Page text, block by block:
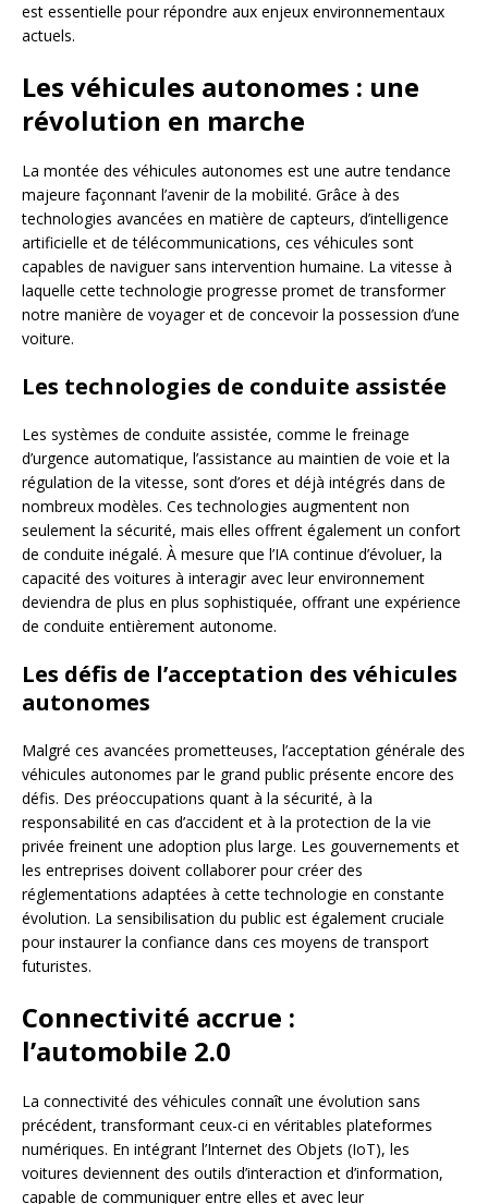
est essentielle pour répondre aux enjeux environnementaux
actuels.
Les véhicules autonomes : une
révolution en marche
La montée des véhicules autonomes est une autre tendance
majeure façonnant l’avenir de la mobilité. Grâce à des
technologies avancées en matière de capteurs, d’intelligence
artificielle et de télécommunications, ces véhicules sont
capables de naviguer sans intervention humaine. La vitesse à
laquelle cette technologie progresse promet de transformer
notre manière de voyager et de concevoir la possession d’une
voiture.
Les technologies de conduite assistée
Les systèmes de conduite assistée, comme le freinage
d’urgence automatique, l’assistance au maintien de voie et la
régulation de la vitesse, sont d’ores et déjà intégrés dans de
nombreux modèles. Ces technologies augmentent non
seulement la sécurité, mais elles offrent également un confort
de conduite inégalé. À mesure que l’IA continue d’évoluer, la
capacité des voitures à interagir avec leur environnement
deviendra de plus en plus sophistiquée, offrant une expérience
de conduite entièrement autonome.
Les défis de l’acceptation des véhicules
autonomes
Malgré ces avancées prometteuses, l’acceptation générale des
véhicules autonomes par le grand public présente encore des
défis. Des préoccupations quant à la sécurité, à la
responsabilité en cas d’accident et à la protection de la vie
privée freinent une adoption plus large. Les gouvernements et
les entreprises doivent collaborer pour créer des
réglementations adaptées à cette technologie en constante
évolution. La sensibilisation du public est également cruciale
pour instaurer la confiance dans ces moyens de transport
futuristes.
Connectivité accrue :
l’automobile 2.0
La connectivité des véhicules connaît une évolution sans
précédent, transformant ceux-ci en véritables plateformes
numériques. En intégrant l’Internet des Objets (IoT), les
voitures deviennent des outils d’interaction et d’information,
capable de communiquer entre elles et avec leur